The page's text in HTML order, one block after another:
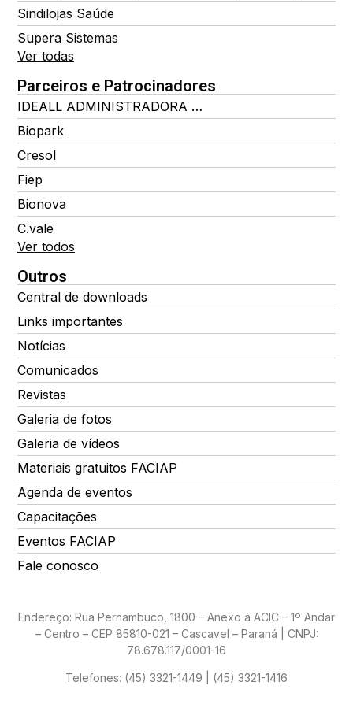
Sindilojas Saúde
Supera Sistemas
Ver todas
Parceiros e Patrocinadores
IDEALL ADMINISTRADORA DE BENEFÍCIOS
Biopark
Cresol
Fiep
Bionova
C.vale
Ver todos
Outros
Central de downloads
Links importantes
Notícias
Comunicados
Revistas
Galeria de fotos
Galeria de vídeos
Materiais gratuitos FACIAP
Agenda de eventos
Capacitações
Eventos FACIAP
Fale conosco
Endereço: Rua Pernambuco, 1800 – Anexo à ACIC – 1º Andar
– Centro – CEP 85810-021 – Cascavel – Paraná | CNPJ:
78.678.117/0001-16
Telefones: (45) 3321-1449 | (45) 3321-1416